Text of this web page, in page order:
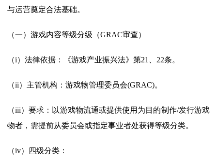
与运营奠定合法基础。
（一）游戏内容等级分级（GRAC审查）
（i）法律依据：《游戏产业振兴法》第21、22条。
（ii）主管机构：游戏物管理委员会(GRAC)。
（iii）要求：以游戏物流通或提供使用为目的制作/发行游戏
物者，需提前从委员会或指定事业者处获得等级分类。
（iv）四级分类：